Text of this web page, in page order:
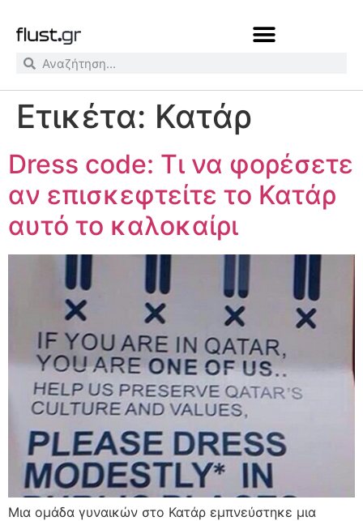
Ετικέτα: Κατάρ
Dress code: Τι να φορέσετε
αν επισκεφτείτε το Κατάρ
αυτό το καλοκαίρι
Μια ομάδα γυναικών στο Κατάρ εμπνεύστηκε μια